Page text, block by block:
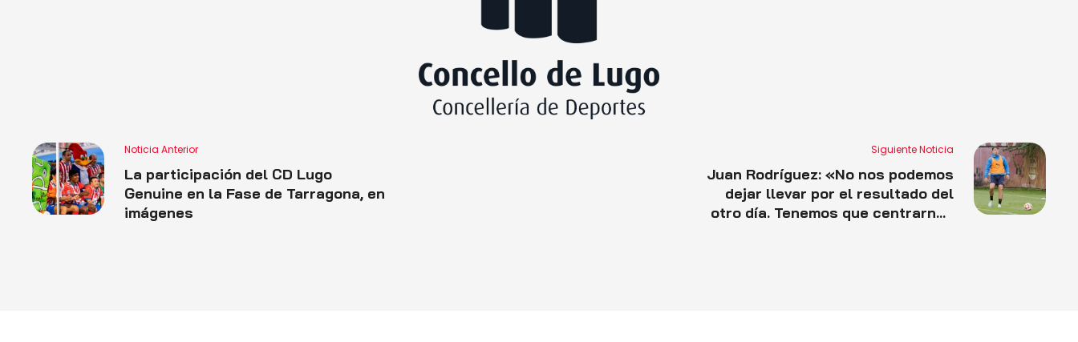
Noticia Anterior
La participación del CD Lugo
Genuine en la Fase de Tarragona, en
imágenes
Siguiente Noticia
Juan Rodríguez: «No nos podemos
dejar llevar por el resultado del
otro día. Tenemos que centrarnos